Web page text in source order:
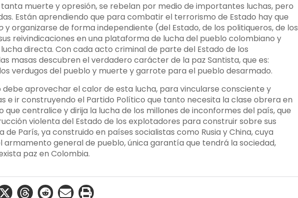
muerte y opresión, se rebelan por medio de importantes luchas, pero
Están aprendiendo que para combatir el terrorismo de Estado hay que
y organizarse de forma independiente (del Estado, de los politiqueros, de los
reivindicaciones en una plataforma de lucha del pueblo colombiano y
directa. Con cada acto criminal de parte del Estado de los
masas descubren el verdadero carácter de la paz Santista, que es:
verdugos del pueblo y muerte y garrote para el pueblo desarmado.
aprovechar el calor de esta lucha, para vincularse consciente y
e ir construyendo el Partido Político que tanto necesita la clase obrera en
centralice y dirija la lucha de los millones de inconformes del país, que
violenta del Estado de los explotadores para construir sobre sus
de París, ya construido en países socialistas como Rusia y China, cuya
armamento general de pueblo, única garantía que tendrá la sociedad,
paz en Colombia.